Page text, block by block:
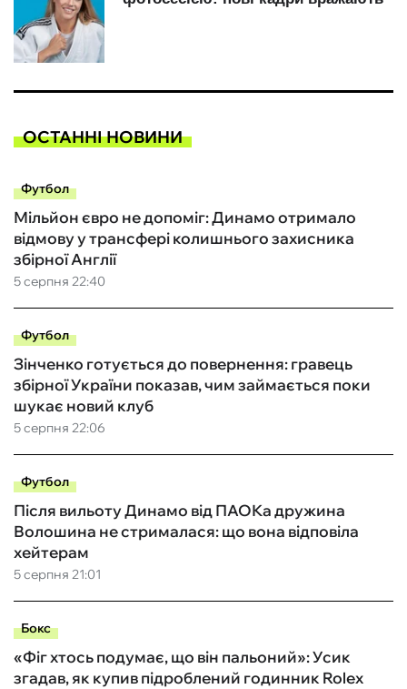
ОСТАННІ НОВИНИ
Футбол
5 серпня 22:40
Мільйон євро не допоміг: Динамо отримало
відмову у трансфері колишнього захисника
збірної Англії
Футбол
5 серпня 22:06
Зінченко готується до повернення: гравець
збірної України показав, чим займається поки
шукає новий клуб
Футбол
5 серпня 21:01
Після вильоту Динамо від ПАОКа дружина
Волошина не стрималася: що вона відповіла
хейтерам
Бокс
«Фіг хтось подумає, що він пальоний»: Усик
згадав, як купив підроблений годинник Rolex